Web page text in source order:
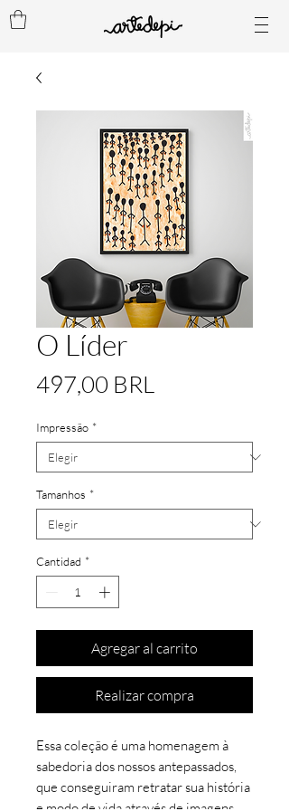
O Líder
497,00 BRL
Impressão *
Tamanhos *
Cantidad *
Agregar al carrito
Realizar compra
Essa coleção é uma homenagem à
sabedoria dos nossos antepassados,
que conseguiram retratar sua história